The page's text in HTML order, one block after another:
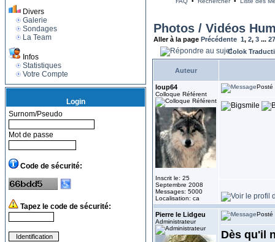
Divers
Galerie
Sondages
La Team
Infos
Statistiques
Votre Compte
Login
Surnom/Pseudo
Mot de passe
Code de sécurité:
Tapez le code de sécurité:
Photos / Vidéos
Aller à la page Précédente 1, 2, 3 ...
Colok
Auteur
loup64
Colloque Référent
Inscrit le: 25
Septembre 2008
Messages: 5000
Localisation: ca
Posté
Pierre le Lidgeu
Administrateur
Posté
Dès qu'il